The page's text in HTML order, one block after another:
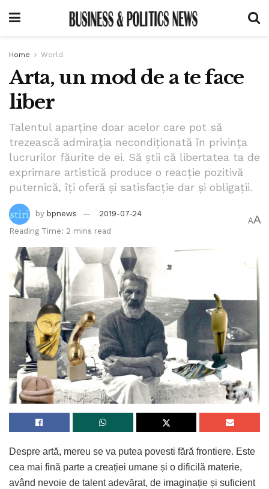
Home World
Arta, un mod de a te face
liber
Talentul aparține doar acelor care pot să
trezească admirația necondiționată în privința
lucrurilor făurite de ei. Să știi că libertatea ta de
exprimare artistică produce o reacție pozitivă
puternică, îți oferă și satisfacție dar și obligații.
by bpnews
2019-07-24
Reading Time: 2 mins read
AA
Despre artă, mereu se va putea povesti fără frontiere. Este
cea mai fină parte a creației umane și o dificilă materie,
având nevoie de talent adevărat, de imaginație și suficient